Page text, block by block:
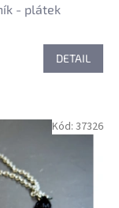
- plátek
DETAIL
Kód: 37326